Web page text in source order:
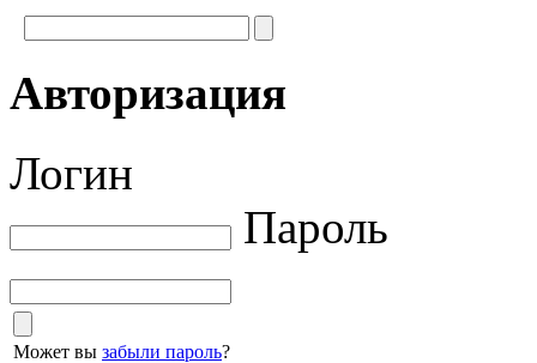
Авторизация
Логин
Пароль
Может вы забыли пароль?